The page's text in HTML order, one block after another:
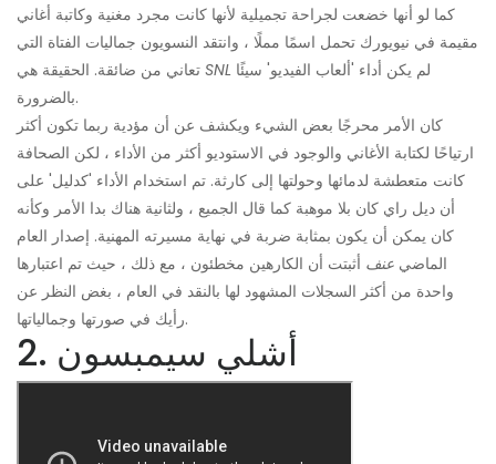
كما لو أنها خضعت لجراحة تجميلية لأنها كانت مجرد مغنية وكاتبة أغاني
مقيمة في نيويورك تحمل اسمًا مملًا ، وانتقد النسويون جماليات الفتاة التي
SNL
بالضرورة.
كان الأمر محرجًا بعض الشيء ويكشف عن أن مؤدية ربما تكون أكثر
ارتياحًا لكتابة الأغاني والوجود في الاستوديو أكثر من الأداء ، لكن الصحافة
كانت متعطشة لدمائها وحولتها إلى كارثة. تم استخدام الأداء 'كدليل' على
أن ديل راي كان بلا موهبة كما قال الجميع ، ولثانية هناك بدا الأمر وكأنه
كان يمكن أن يكون بمثابة ضربة في نهاية مسيرته المهنية. إصدار العام
الماضي عنف أثبتت أن الكارهين مخطئون ، مع ذلك ، حيث تم اعتبارها
واحدة من أكثر السجلات المشهود لها بالنقد في العام ، بغض النظر عن
رأيك في صورتها وجمالياتها.
2. أشلي سيمبسون